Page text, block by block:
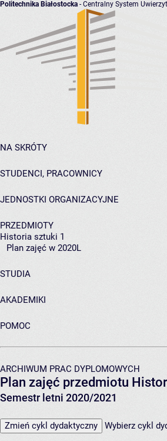
Politechnika Białostocka - Centralny System
NA SKRÓTY
STUDENCI, PRACOWNICY
JEDNOSTKI ORGANIZACYJNE
PRZEDMIOTY
Historia sztuki 1
Plan zajęć w 2020L
STUDIA
AKADEMIKI
POMOC
ARCHIWUM PRAC DYPLOMOWYCH
Plan zajęć przedmiotu
Semestr letni 2020/2021
Zmień cykl dydaktyczny Wybierz cykl